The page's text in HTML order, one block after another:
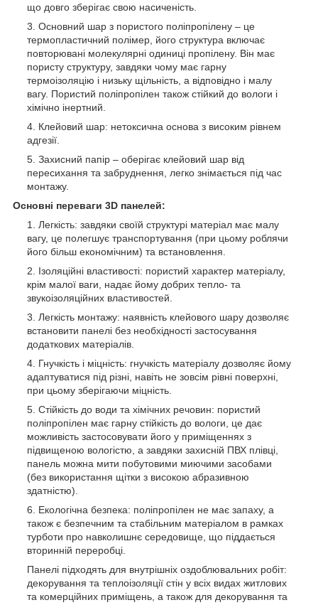
що довго зберігає свою насиченість.
Основний шар з пористого поліпропілену – це
термопластичний полімер, його структура включає
повторювані молекулярні одиниці пропілену. Він має
пористу структуру, завдяки чому має гарну
термоізоляцію і низьку щільність, а відповідно і малу
вагу. Пористий поліпропілен також стійкий до вологи і
хімічно інертний.
Клейовий шар: нетоксична основа з високим рівнем
адгезії.
Захисний папір – оберігає клейовий шар від
пересихання та забруднення, легко знімається під час
монтажу.
Основні переваги 3D панелей:
Легкість: завдяки своїй структурі матеріал має малу
вагу, це полегшує транспортування (при цьому роблячи
його більш економічним) та встановлення.
Ізоляційні властивості: пористий характер матеріалу,
крім малої ваги, надає йому добрих тепло- та
звукоізоляційних властивостей.
Легкість монтажу: наявність клейового шару дозволяє
встановити панелі без необхідності застосування
додаткових матеріалів.
Гнучкість і міцність: гнучкість матеріалу дозволяє йому
адаптуватися під різні, навіть не зовсім рівні поверхні,
при цьому зберігаючи міцність.
Стійкість до води та хімічних речовин: пористий
поліпропілен має гарну стійкість до вологи, це дає
можливість застосовувати його у приміщеннях з
підвищеною вологістю, а завдяки захисній ПВХ плівці,
панель можна мити побутовими миючими засобами
(без використання щітки з високою абразивною
здатністю).
Екологічна безпека: поліпропілен не має запаху, а
також є безпечним та стабільним матеріалом в рамках
турботи про навколишнє середовище, що піддається
вторинній переробці.
Панелі підходять для внутрішніх оздоблювальних робіт:
декорування та теплоізоляції стін у всіх видах житлових
та комерційних приміщень, а також для декорування та